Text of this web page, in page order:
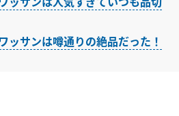
ッサンは噂通りの絶品だった！